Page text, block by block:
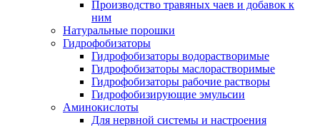
Производство травяных чаев и добавок к
ним
Натуральные порошки
Гидрофобизаторы
Гидрофобизаторы водорастворимые
Гидрофобизаторы маслорастворимые
Гидрофобизаторы рабочие растворы
Гидрофобизирующие эмульсии
Аминокислоты
Для нервной системы и настроения